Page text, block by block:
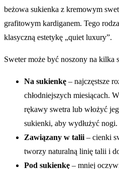
beżowa sukienka z kremowym
grafitowym kardiganem. Tego
klasyczną estetykę „quiet luxury”.
Sweter może być noszony na kilka
Na sukienkę – najczęstsze
chłodniejszych miesiącach.
rękawy swetra lub włożyć
sukienki, aby wydłużyć nogi.
Zawiązany w talii – cienki
tworzy naturalną linię talii i
Pod sukienkę – mniej